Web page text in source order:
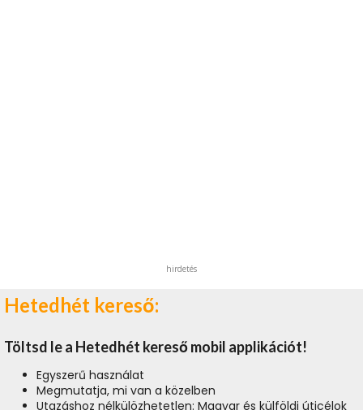
hirdetés
Hetedhét kereső:
Töltsd le a Hetedhét kereső mobil applikációt!
Egyszerű használat
Megmutatja, mi van a közelben
Utazáshoz nélkülözhetetlen: Magyar és külföldi úticélok